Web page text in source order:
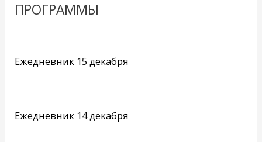
ПРОГРАММЫ
Ежедневник 15 декабря
Ежедневник 14 декабря